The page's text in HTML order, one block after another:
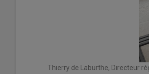
Thierry de Laburthe, Directeur